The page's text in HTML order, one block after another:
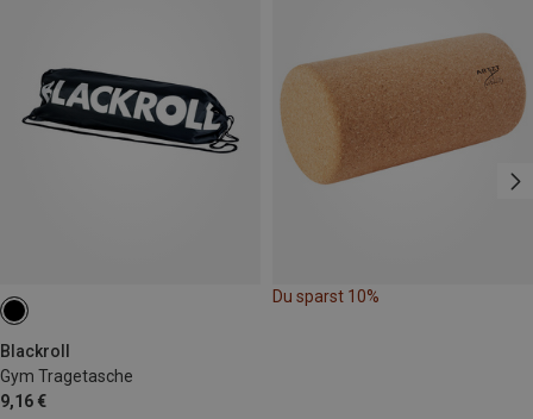
Blackroll
Gym Tragetasche
9,16 €
Du sparst 10%